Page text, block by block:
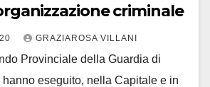
criminale
GRAZIAROSA VILLANI
Provinciale della Guardia di
eseguito, nella Capitale e in